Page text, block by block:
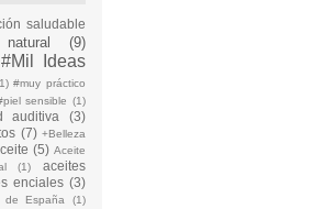
saludable
(9)
#Mil Ideas
#muy práctico
sensible (1)
auditiva
(3)
(7) +Belleza
(5) Aceite
(1)
aceites
enciales (3)
de España
(1)